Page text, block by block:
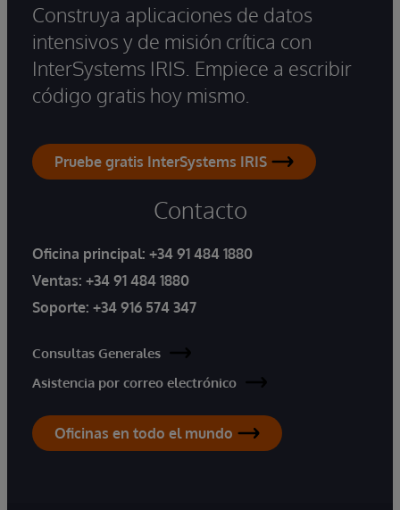
Construya aplicaciones de datos
intensivos y de misión crítica con
InterSystems IRIS. Empiece a escribir
código gratis hoy mismo.
Pruebe gratis InterSystems IRIS
Contacto
Oficina principal: +34 91 484 1880
Ventas: +34 91 484 1880
Soporte: +34 916 574 347
Consultas Generales
Asistencia por correo electrónico
Oficinas en todo el mundo